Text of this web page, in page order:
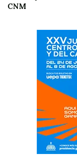
CNM